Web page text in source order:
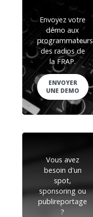
Envoyez votre
démo aux
programmateurs
des radios de
la FRAP.
ENVOYER
UNE DEMO
Vous avez
besoin d'un
spot,
sponsoring ou
publireportage
?